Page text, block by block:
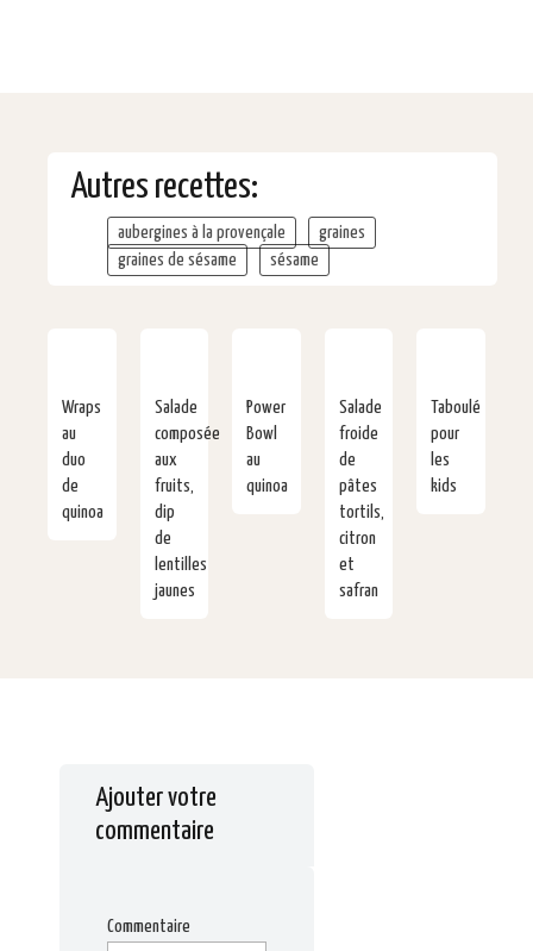
Autres recettes:
aubergines à la provençale
graines
graines de sésame
sésame
Wraps
au
duo
de
quinoa
Salade
composée
aux
fruits,
dip
de
lentilles
jaunes
Power
Bowl
au
quinoa
Salade
froide
de
pâtes
tortils,
citron
et
safran
Taboulé
pour
les
kids
Ajouter votre
commentaire
Commentaire